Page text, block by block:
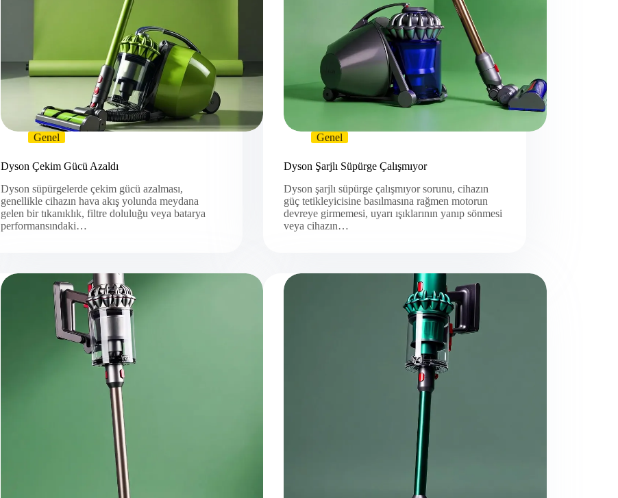
Genel
Dyson Çekim Gücü Azaldı
Dyson süpürgelerde çekim gücü azalması,
genellikle cihazın hava akış yolunda meydana
gelen bir tıkanıklık, filtre doluluğu veya batarya
performansındaki…
Genel
Dyson Şarjlı Süpürge Çalışmıyor
Dyson şarjlı süpürge çalışmıyor sorunu, cihazın
güç tetikleyicisine basılmasına rağmen motorun
devreye girmemesi, uyarı ışıklarının yanıp sönmesi
veya cihazın…